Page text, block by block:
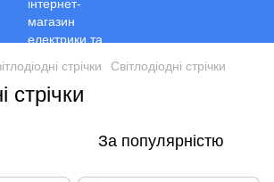
стрічки Світлодіодні стрічки
стрічки
За популярністю